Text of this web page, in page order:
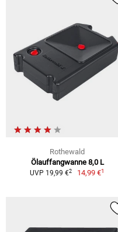
Rothewald
Ölauffangwanne 8,0 L
UVP 19,99 €2 14,99 €1